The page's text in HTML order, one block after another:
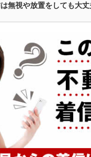
無視や放置をしても大丈